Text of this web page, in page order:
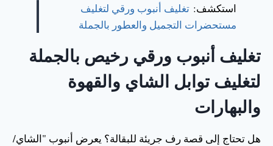
استكشف: تغليف أنبوب ورقي لتغليف
مستحضرات التجميل والعطور بالجملة
تغليف أنبوب ورقي رخيص بالجملة
لتغليف توابل الشاي والقهوة
والبهارات
هل تحتاج إلى قصة رف جريئة للبقالة؟ يعرض أنبوب "الشاي/